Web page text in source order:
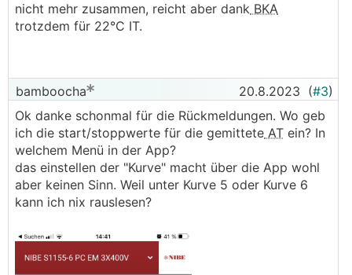
nicht mehr zusammen, reicht aber dank BKA
trotzdem für 22°C IT.
bamboocha 20.8.2023 (#3)
Ok danke schonmal für die Rückmeldungen. Wo geb
ich die start/stoppwerte für die gemittete AT ein? In
welchem Menü in der App?
das einstellen der "Kurve" macht über die App wohl
aber keinen Sinn. Weil unter Kurve 5 oder Kurve 6
kann ich nix rauslesen?